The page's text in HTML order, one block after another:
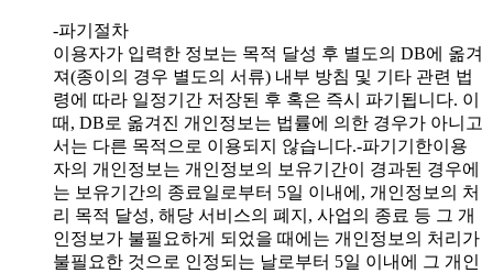
-파기절차
이용자가 입력한 정보는 목적 달성 후 별도의 DB에 옮겨
져(종이의 경우 별도의 서류) 내부 방침 및 기타 관련 법
령에 따라 일정기간 저장된 후 혹은 즉시 파기됩니다. 이
때, DB로 옮겨진 개인정보는 법률에 의한 경우가 아니고
서는 다른 목적으로 이용되지 않습니다.-파기기한이용
자의 개인정보는 개인정보의 보유기간이 경과된 경우에
는 보유기간의 종료일로부터 5일 이내에, 개인정보의 처
리 목적 달성, 해당 서비스의 폐지, 사업의 종료 등 그 개
인정보가 불필요하게 되었을 때에는 개인정보의 처리가
불필요한 것으로 인정되는 날로부터 5일 이내에 그 개인